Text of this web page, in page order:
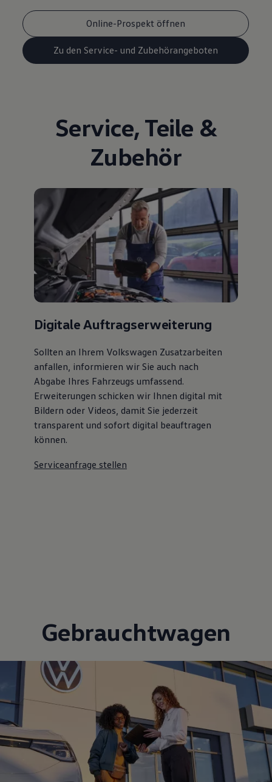
Online-Prospekt öffnen
Zu den Service- und Zubehörangeboten
Service, Teile &
Zubehör
Digitale Auftragserweiterung
Sollten an Ihrem Volkswagen Zusatzarbeiten
anfallen, informieren wir Sie auch nach
Abgabe Ihres Fahrzeugs umfassend.
Erweiterungen schicken wir Ihnen digital mit
Bildern oder Videos, damit Sie jederzeit
transparent und sofort digital beauftragen
können.
Serviceanfrage stellen
Gebrauchtwagen